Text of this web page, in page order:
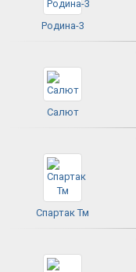
Родина-3
Салют
Спартак Тм